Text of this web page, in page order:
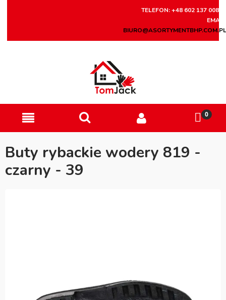
TELEFON: +48 602 137 008
EMAIL:
BIURO@ASORTYMENTBHP.COM.PL
Buty rybackie wodery 819 -
czarny - 39